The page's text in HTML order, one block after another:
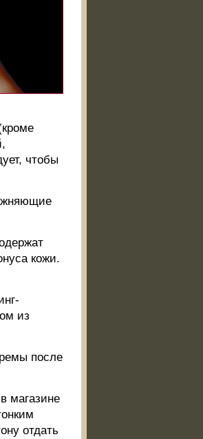
чтобы
кожи.
из
после
магазине
отдать